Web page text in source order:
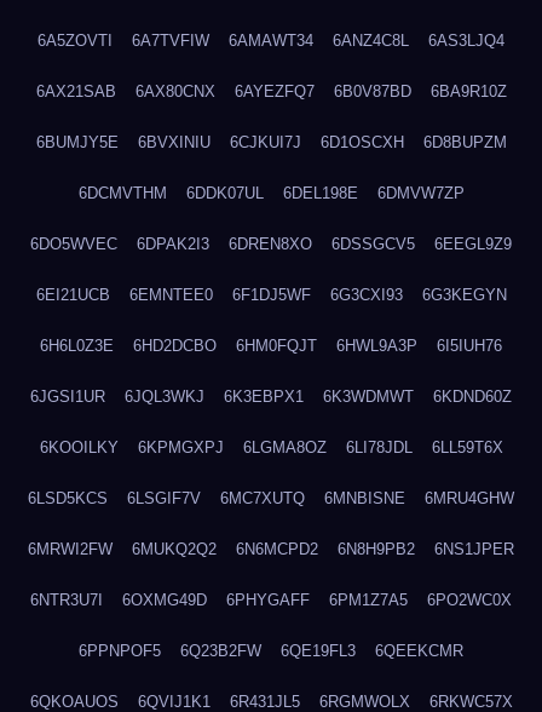
6A5ZOVTI 6A7TVFIW 6AMAWT34 6ANZ4C8L 6AS3LJQ4
6AX21SAB 6AX80CNX 6AYEZFQ7 6B0V87BD 6BA9R10Z
6BUMJY5E 6BVXINIU 6CJKUI7J 6D1OSCXH 6D8BUPZM
6DCMVTHM 6DDK07UL 6DEL198E 6DMVW7ZP
6DO5WVEC 6DPAK2I3 6DREN8XO 6DSSGCV5 6EEGL9Z9
6EI21UCB 6EMNTEE0 6F1DJ5WF 6G3CXI93 6G3KEGYN
6H6L0Z3E 6HD2DCBO 6HM0FQJT 6HWL9A3P 6I5IUH76
6JGSI1UR 6JQL3WKJ 6K3EBPX1 6K3WDMWT 6KDND60Z
6KOOILKY 6KPMGXPJ 6LGMA8OZ 6LI78JDL 6LL59T6X
6LSD5KCS 6LSGIF7V 6MC7XUTQ 6MNBISNE 6MRU4GHW
6MRWI2FW 6MUKQ2Q2 6N6MCPD2 6N8H9PB2 6NS1JPER
6NTR3U7I 6OXMG49D 6PHYGAFF 6PM1Z7A5 6PO2WC0X
6PPNPOF5 6Q23B2FW 6QE19FL3 6QEEKCMR
6QKOAUOS 6QVIJ1K1 6R431JL5 6RGMWOLX 6RKWC57X